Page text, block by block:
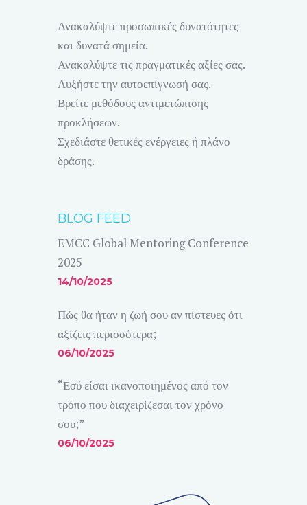
Ανακαλύψτε προσωπικές δυνατότητες
και δυνατά σημεία.
Ανακαλύψτε τις πραγματικές αξίες σας.
Αυξήστε την αυτοεπίγνωσή σας.
Βρείτε μεθόδους αντιμετώπισης
προκλήσεων.
Σχεδιάστε θετικές ενέργειες ή πλάνο
δράσης.
BLOG FEED
EMCC Global Mentoring Conference
2025
14/10/2025
Πώς θα ήταν η ζωή σου αν πίστευες ότι
αξίζεις περισσότερα;
06/10/2025
“Εσύ είσαι ικανοποιημένος από τον
τρόπο που διαχειρίζεσαι τον χρόνο
σου;”
06/10/2025